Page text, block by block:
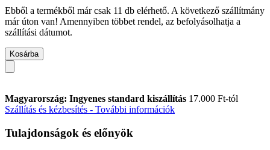
Ebből a termékből már csak 11 db elérhető. A következő szállítmány
már úton van! Amennyiben többet rendel, az befolyásolhatja a
szállítási dátumot.
Kosárba
Magyarország: Ingyenes standard kiszállítás 17.000 Ft-tól
Szállítás és kézbesítés - További információk
Tulajdonságok és előnyök